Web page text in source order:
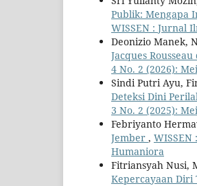
Publik: Mengapa
WISSEN : Jurnal
Deonizio Manek,
Jacques
4 No. 2 (2026):
Sindi Putri Ayu,
Deteksi Dini
3 No. 2 (2025):
Febriyanto
Jember , WISSEN
Humaniora
Fitriansyah Nusi,
Kepercayaan Diri